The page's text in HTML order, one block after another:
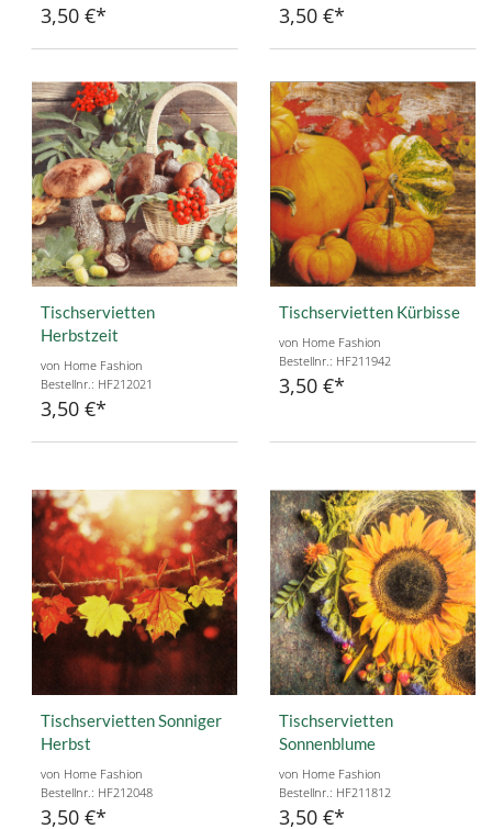
3,50 € 3,50 €
Tischservietten
Herbstzeit
von Home Fashion
Bestellnr.: HF212021
3,50 €
Tischservietten Kürbisse
von Home Fashion
Bestellnr.: HF211942
3,50 €
Tischservietten Sonniger
Herbst
von Home Fashion
Bestellnr.: HF212048
3,50 €
Tischservietten
Sonnenblume
von Home Fashion
Bestellnr.: HF211812
3,50 €